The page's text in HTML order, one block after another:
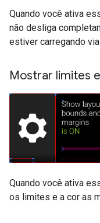
Quando você ativa
não desliga
estiver carregando via
Mostrar limites
Quando você ativa
os limites e a cor as